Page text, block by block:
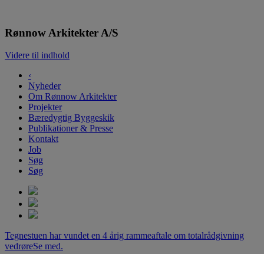
Rønnow Arkitekter A/S
Videre til indhold
‹
Nyheder
Om Rønnow Arkitekter
Projekter
Bæredygtig Byggeskik
Publikationer & Presse
Kontakt
Job
Søg
Søg
Tegnestuen har vundet en 4 årig rammeaftale om totalrådgivning
vedrøreSe med.